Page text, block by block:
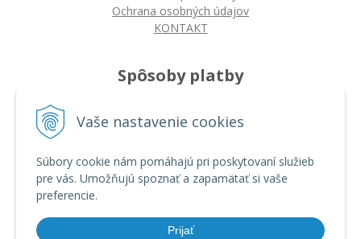
Vaše nastavenie cookies
Súbory cookie nám pomáhajú pri poskytovaní služieb
pre vás. Umožňujú spoznať a zapamätať si vaše
preferencie.
Prijať
Ochrana osobných údajov
KONTAKT
Spôsoby platby
Platba bankovým prevodom
Ako nakupovať
Autorizované servisy